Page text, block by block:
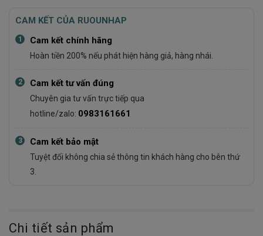
CAM KẾT CỦA RUOUNHAP
1 Cam kết chính hãng
Hoàn tiền 200% nếu phát hiện hàng giả, hàng nhái.
2 Cam kết tư vấn đúng
Chuyên gia tư vấn trực tiếp qua
hotline/zalo: 0983161661
3 Cam kết bảo mật
Tuyệt đối không chia sẻ thông tin khách hàng cho bên thứ
3.
Chi tiết sản phẩm